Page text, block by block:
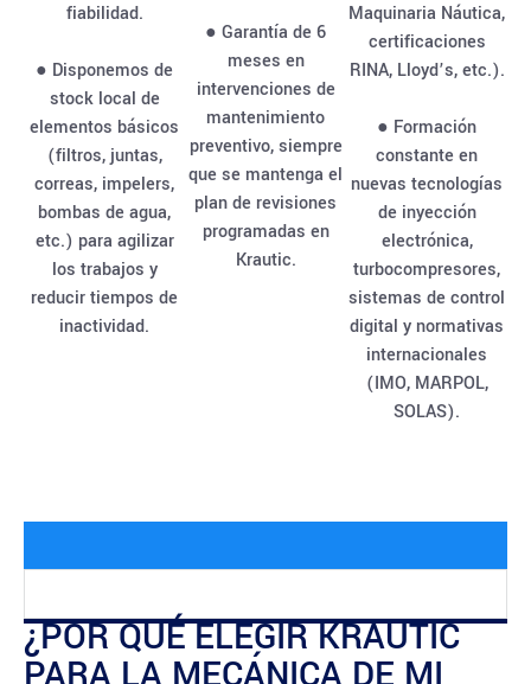
fiabilidad.
● Disponemos de
stock local de
elementos básicos
(filtros, juntas,
correas, impelers,
bombas de agua,
etc.) para agilizar
los trabajos y
reducir tiempos de
inactividad.
● Garantía de 6
meses en
intervenciones de
mantenimiento
preventivo, siempre
que se mantenga el
plan de revisiones
programadas en
Krautic.
Maquinaria Náutica,
certificaciones
RINA, Lloyd’s, etc.).
● Formación
constante en
nuevas tecnologías
de inyección
electrónica,
turbocompresores,
sistemas de control
digital y normativas
internacionales
(IMO, MARPOL,
SOLAS).
¿POR QUÉ ELEGIR KRAUTIC